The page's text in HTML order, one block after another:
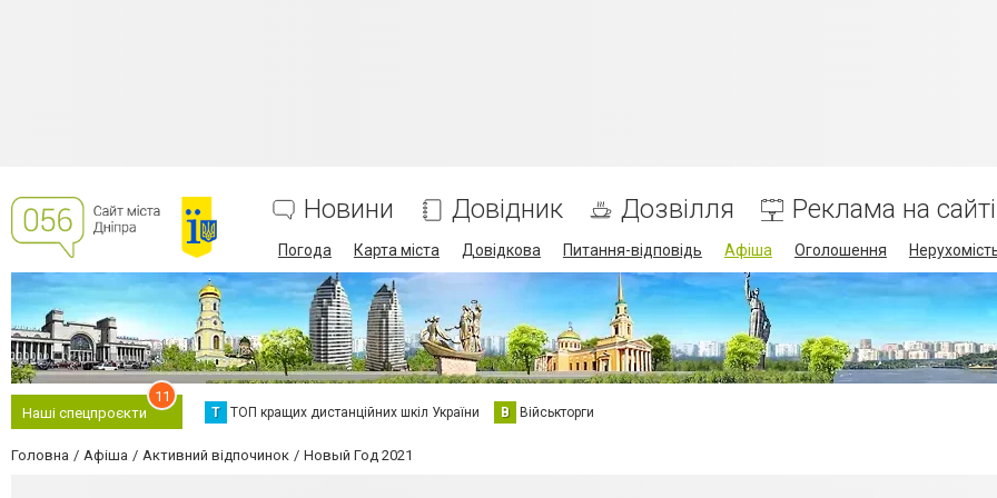
Новини Довідник Дозвілля Реклама на сайті
Погода Карта міста Довідкова Питання-відповідь Афіша Оголошення
Наші спецпроєкти
11
Т ТОП кращих дистанційних шкіл України В Військторги
Головна Афіша Активний відпочинок Новый Год 2021